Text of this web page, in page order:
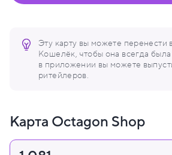
Эту карту вы можете перенести
Кошелёк, чтобы она всегда
в приложении вы можете
ритейлеров.
Карта Octagon Shop